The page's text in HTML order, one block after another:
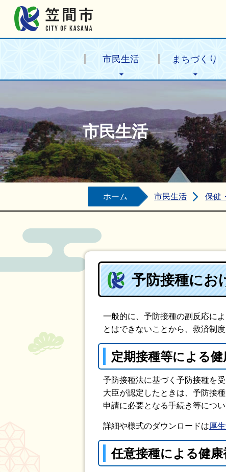
市民生活 まちづくり
市民生活
ホーム 市民生活 保健
予防接種にお
一般的に、予防接種の副反応に
とはできないことから、救済制
定期接種等による
予防接種法に基づく予防接種を
大臣が認定したときは、予防接
申請に必要となる手続き等につ
詳細や様式のダウンロードは厚
任意接種による健